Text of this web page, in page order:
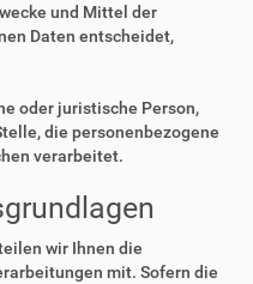
und Mittel der
Daten entscheidet,
oder juristische Person,
die personenbezogene
verarbeitet.
wir Ihnen die
mit. Sofern die